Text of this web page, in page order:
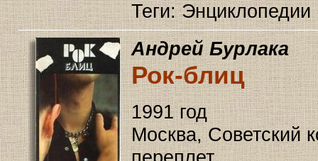
Теги: Энциклопедии
Андрей Бурлака
Рок-блиц
1991 год
Москва, Советский